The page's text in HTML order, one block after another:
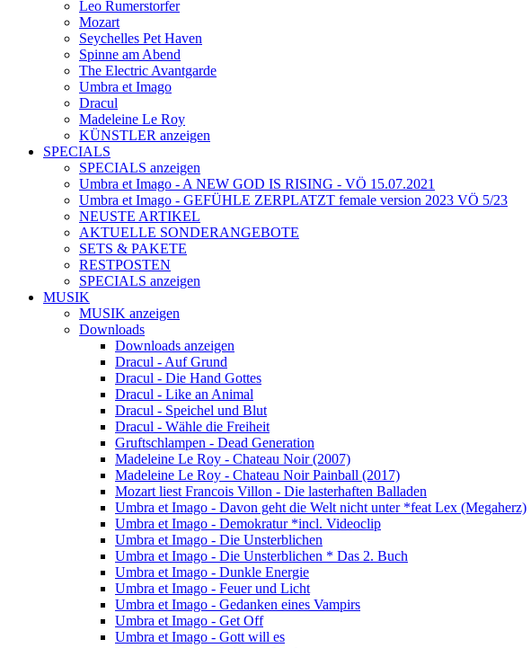
Leo Rumerstorfer
Mozart
Seychelles Pet Haven
Spinne am Abend
The Electric Avantgarde
Umbra et Imago
Dracul
Madeleine Le Roy
KÜNSTLER anzeigen
SPECIALS
SPECIALS anzeigen
Umbra et Imago - A NEW GOD IS RISING - VÖ 15.07.2021
Umbra et Imago - GEFÜHLE ZERPLATZT female version 2023 VÖ 5/23
NEUSTE ARTIKEL
AKTUELLE SONDERANGEBOTE
SETS & PAKETE
RESTPOSTEN
SPECIALS anzeigen
MUSIK
MUSIK anzeigen
Downloads
Downloads anzeigen
Dracul - Auf Grund
Dracul - Die Hand Gottes
Dracul - Like an Animal
Dracul - Speichel und Blut
Dracul - Wähle die Freiheit
Gruftschlampen - Dead Generation
Madeleine Le Roy - Chateau Noir (2007)
Madeleine Le Roy - Chateau Noir Painball (2017)
Mozart liest Francois Villon - Die lasterhaften Balladen
Umbra et Imago - Davon geht die Welt nicht unter *feat Lex (Megaherz)
Umbra et Imago - Demokratur *incl. Videoclip
Umbra et Imago - Die Unsterblichen
Umbra et Imago - Die Unsterblichen * Das 2. Buch
Umbra et Imago - Dunkle Energie
Umbra et Imago - Feuer und Licht
Umbra et Imago - Gedanken eines Vampirs
Umbra et Imago - Get Off
Umbra et Imago - Gott will es